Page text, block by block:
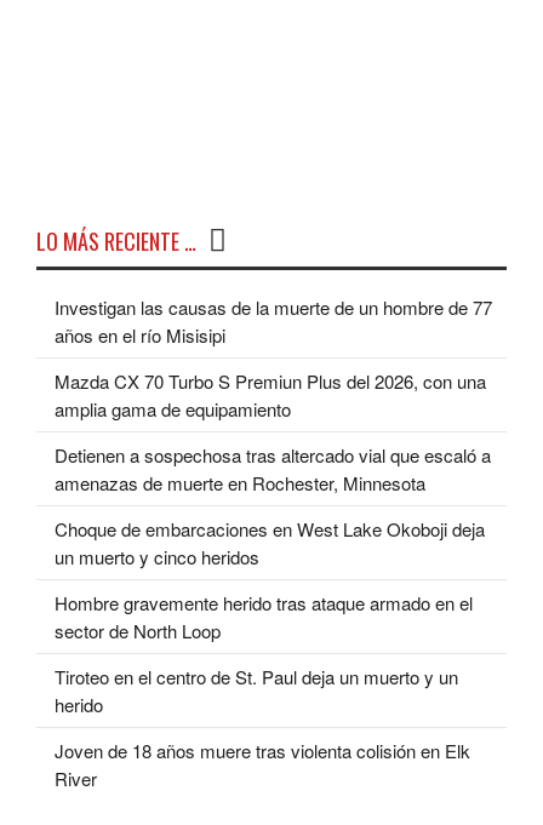
LO MÁS RECIENTE …
Investigan las causas de la muerte de un hombre de 77
años en el río Misisipi
Mazda CX 70 Turbo S Premiun Plus del 2026, con una
amplia gama de equipamiento
Detienen a sospechosa tras altercado vial que escaló a
amenazas de muerte en Rochester, Minnesota
Choque de embarcaciones en West Lake Okoboji deja
un muerto y cinco heridos
Hombre gravemente herido tras ataque armado en el
sector de North Loop
Tiroteo en el centro de St. Paul deja un muerto y un
herido
Joven de 18 años muere tras violenta colisión en Elk
River